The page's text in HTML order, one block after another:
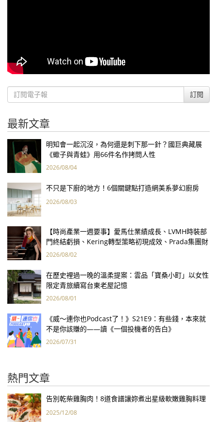
訂閱
最新文章
明知會一起沉沒，為何還是刺下那一針？國巨典藏展
《蠍子與青蛙》用66件名作拷問人性
2026/08/04
不只是下廚的地方！6個關鍵點打造網美系夢幻廚房
2026/08/03
【時尚產業一週要事】愛馬仕業績成長、LVMH時裝部
門終結虧損、Kering轉型策略初現成效、Prada集團財
報亮眼
2026/08/02
在歷史裡過一晚的溫柔提案：雲品「寶桑小町」以女性
限定青旅續寫台東老屋記憶
2026/08/01
《威～連你也Podcast了！》S21E9：有些錢，本來就
不是你該賺的——讀《一個投機者的告白》
2026/07/31
熱門文章
告別乾柴雞胸肉！8道食譜讓妳煮出星級軟嫩雞胸料理
2025/12/08